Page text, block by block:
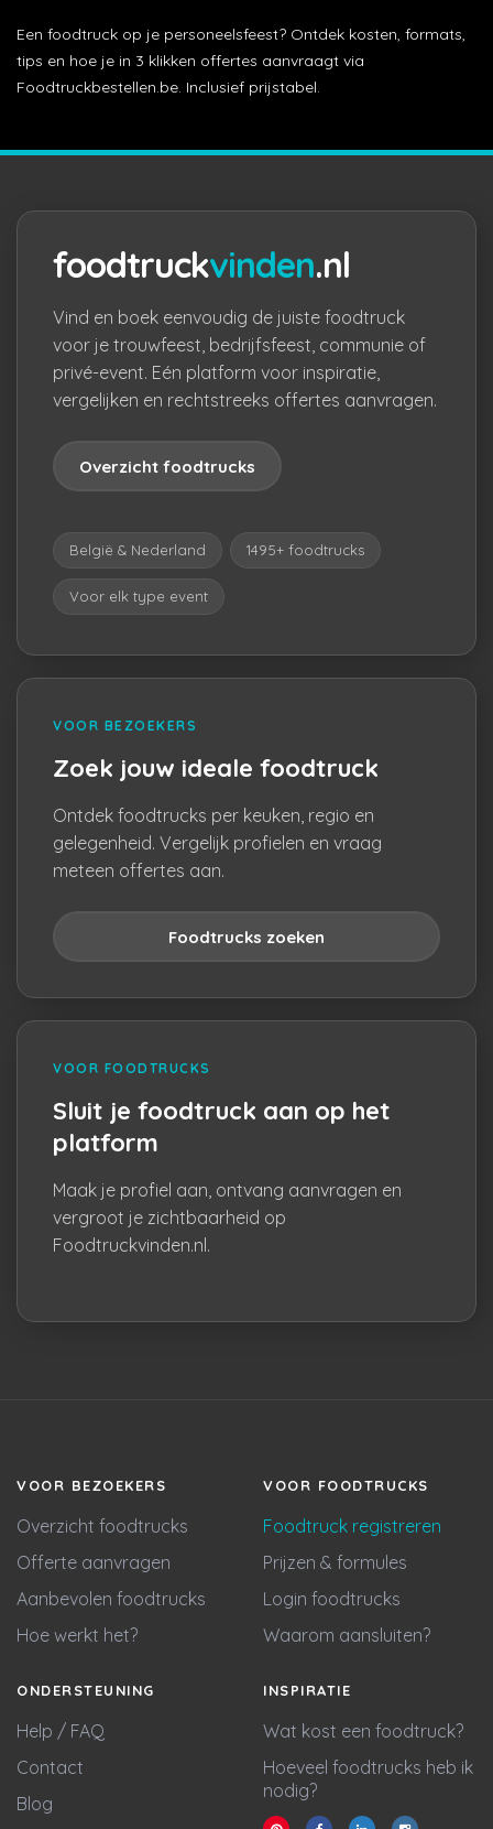
Een foodtruck op je personeelsfeest? Ontdek kosten, formats,
tips en hoe je in 3 klikken offertes aanvraagt via
Foodtruckbestellen.be. Inclusief prijstabel.
foodtruckvinden.nl
Vind en boek eenvoudig de juiste foodtruck
voor je trouwfeest, bedrijfsfeest, communie of
privé-event. Eén platform voor inspiratie,
vergelijken en rechtstreeks offertes aanvragen.
Overzicht foodtrucks
België & Nederland 1495+ foodtrucks
Voor elk type event
VOOR BEZOEKERS
Zoek jouw ideale foodtruck
Ontdek foodtrucks per keuken, regio en
gelegenheid. Vergelijk profielen en vraag
meteen offertes aan.
Foodtrucks zoeken
VOOR FOODTRUCKS
Sluit je foodtruck aan op het
platform
Maak je profiel aan, ontvang aanvragen en
vergroot je zichtbaarheid op
Foodtruckvinden.nl.
VOOR BEZOEKERS
Overzicht foodtrucks
Offerte aanvragen
Aanbevolen foodtrucks
Hoe werkt het?
VOOR FOODTRUCKS
Foodtruck registreren
Prijzen & formules
Login foodtrucks
Waarom aansluiten?
ONDERSTEUNING
Help / FAQ
Contact
Blog
INSPIRATIE
Wat kost een foodtruck?
Hoeveel foodtrucks heb ik
nodig?